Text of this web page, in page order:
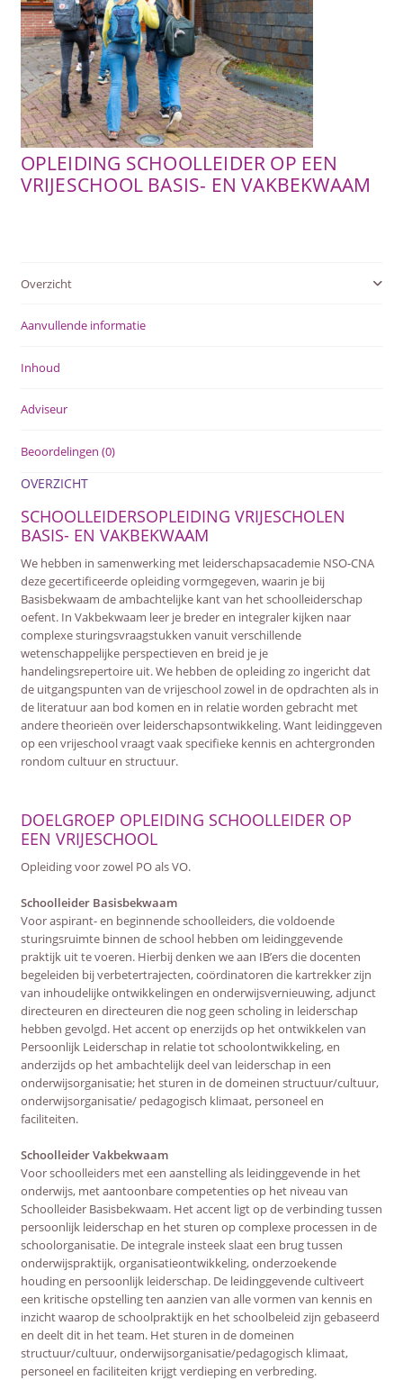
AFSTANDSONDERWIJS
ACTUEEL
WEBWINKEL
OVER ONS
OPLEIDING SCHOOLLEIDER OP EEN
VRIJESCHOOL BASIS- EN VAKBEKWAAM
Overzicht
Aanvullende informatie
Inhoud
Adviseur
Beoordelingen (0)
OVERZICHT
SCHOOLLEIDERSOPLEIDING VRIJESCHOLEN
BASIS- EN VAKBEKWAAM
We hebben in samenwerking met leiderschapsacademie NSO-CNA
deze gecertificeerde opleiding vormgegeven, waarin je bij
Basisbekwaam de ambachtelijke kant van het schoolleiderschap
oefent. In Vakbekwaam leer je breder en integraler kijken naar
complexe sturingsvraagstukken vanuit verschillende
wetenschappelijke perspectieven en breid je je
handelingsrepertoire uit. We hebben de opleiding zo ingericht dat
de uitgangspunten van de vrijeschool zowel in de opdrachten als in
de literatuur aan bod komen en in relatie worden gebracht met
andere theorieën over leiderschapsontwikkeling. Want leidinggeven
op een vrijeschool vraagt vaak specifieke kennis en achtergronden
rondom cultuur en structuur.
DOELGROEP OPLEIDING SCHOOLLEIDER OP
EEN VRIJESCHOOL
Opleiding voor zowel PO als VO.
Schoolleider Basisbekwaam
Voor aspirant- en beginnende schoolleiders, die voldoende
sturingsruimte binnen de school hebben om leidinggevende
praktijk uit te voeren. Hierbij denken we aan IB’ers die docenten
begeleiden bij verbetertrajecten, coördinatoren die kartrekker zijn
van inhoudelijke ontwikkelingen en onderwijsvernieuwing, adjunct
directeuren en directeuren die nog geen scholing in leiderschap
hebben gevolgd. Het accent op enerzijds op het ontwikkelen van
Persoonlijk Leiderschap in relatie tot schoolontwikkeling, en
anderzijds op het ambachtelijk deel van leiderschap in een
onderwijsorganisatie; het sturen in de domeinen structuur/cultuur,
onderwijsorganisatie/ pedagogisch klimaat, personeel en
faciliteiten.
Schoolleider Vakbekwaam
Voor schoolleiders met een aanstelling als leidinggevende in het
onderwijs, met aantoonbare competenties op het niveau van
Schoolleider Basisbekwaam. Het accent ligt op de verbinding tussen
persoonlijk leiderschap en het sturen op complexe processen in de
schoolorganisatie. De integrale insteek slaat een brug tussen
onderwijspraktijk, organisatieontwikkeling, onderzoekende
houding en persoonlijk leiderschap. De leidinggevende cultiveert
een kritische opstelling ten aanzien van alle vormen van kennis en
inzicht waarop de schoolpraktijk en het schoolbeleid zijn gebaseerd
en deelt dit in het team. Het sturen in de domeinen
structuur/cultuur, onderwijsorganisatie/pedagogisch klimaat,
personeel en faciliteiten krijgt verdieping en verbreding.